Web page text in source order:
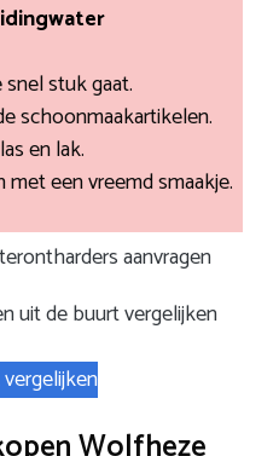
stuk gaat.
schoonmaakartikelen.
en lak.
met een vreemd smaakje.
aanvragen
uit de buurt vergelijken